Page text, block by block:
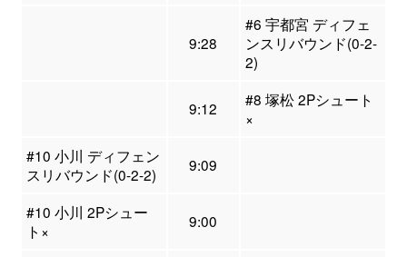
9:28
#6 宇都宮 ディフェ
ンスリバウンド(0-2-
2)
9:12
#8 塚松 2Pシュート
×
#10 小川 ディフェン
スリバウンド(0-2-2)
9:09
#10 小川 2Pシュー
ト×
9:00